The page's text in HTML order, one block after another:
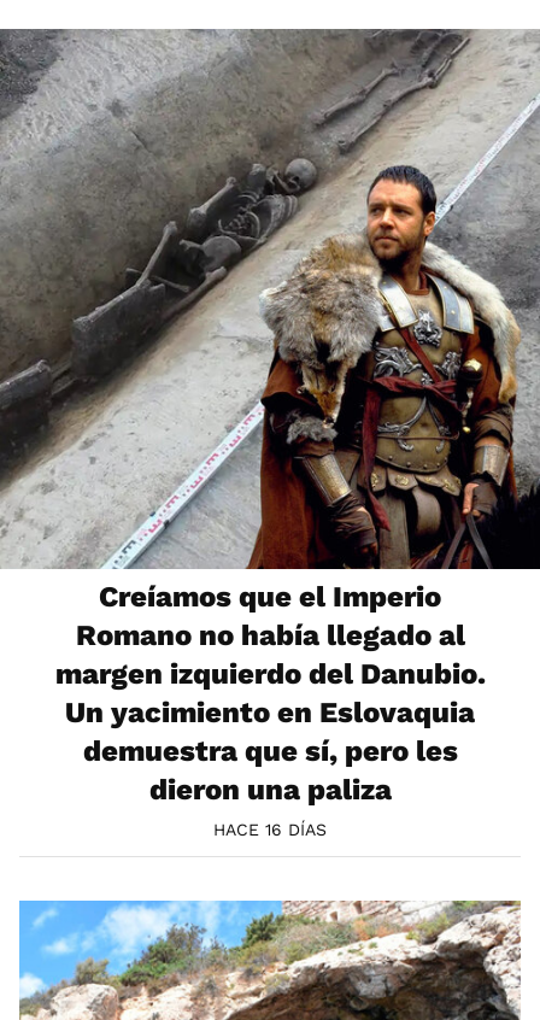
Creíamos que el Imperio
Romano no había llegado al
margen izquierdo del Danubio.
Un yacimiento en Eslovaquia
demuestra que sí, pero les
dieron una paliza
HACE 16 DÍAS